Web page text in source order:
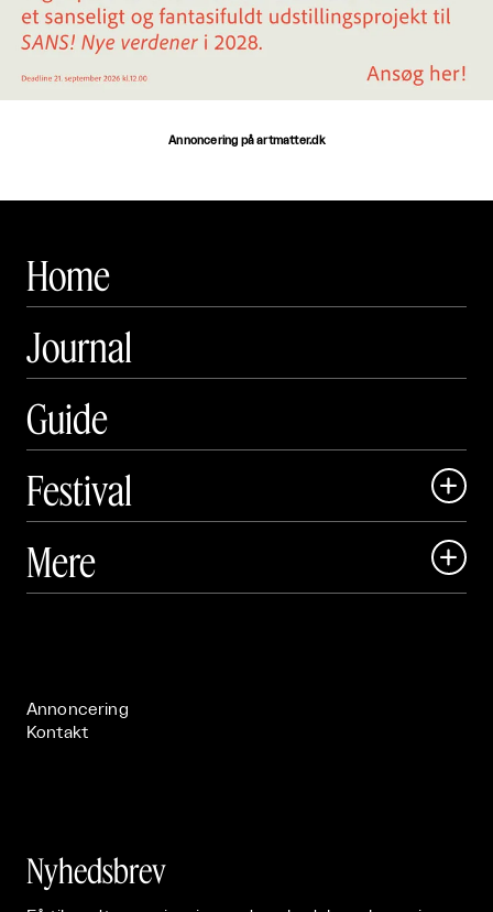
Annoncering på artmatter.dk
Home
Journal
Guide
Festival

 Art Matter Festival
Mere 
Annoncering
Kontakt
Nyhedsbrev